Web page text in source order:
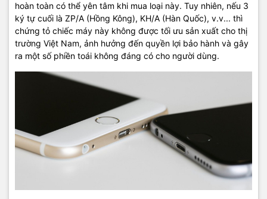
hoàn toàn có thể yên tâm khi mua loại này. Tuy nhiên, nếu 3
ký tự cuối là ZP/A (Hồng Kông), KH/A (Hàn Quốc), v.v... thì
chứng tỏ chiếc máy này không được tối ưu sản xuất cho thị
trường Việt Nam, ảnh hưởng đến quyền lợi bảo hành và gây
ra một số phiền toái không đáng có cho người dùng.